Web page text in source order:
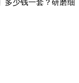
多少钱一套？研磨细